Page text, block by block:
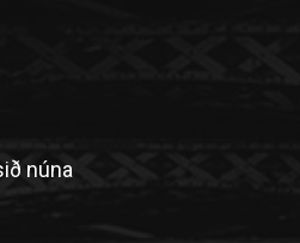
núna